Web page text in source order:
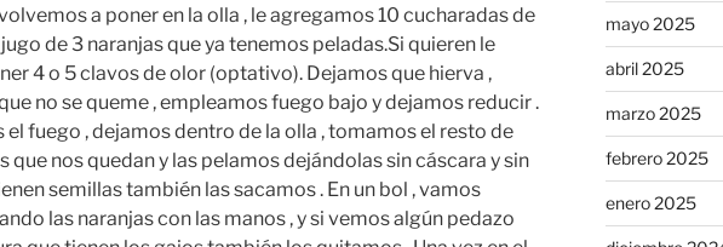
a poner en la olla , le agregamos 10 cucharadas de
de 3 naranjas que ya tenemos peladas.Si quieren le
4 o 5 clavos de olor (optativo). Dejamos que hierva ,
no se queme , empleamos fuego bajo y dejamos reducir .
fuego , dejamos dentro de la olla , tomamos el resto de
que nos quedan y las pelamos dejándolas sin cáscara y sin
semillas también las sacamos . En un bol , vamos
las naranjas con las manos , y si vemos algún pedazo
mayo 2025
abril 2025
marzo 2025
febrero 2025
enero 2025